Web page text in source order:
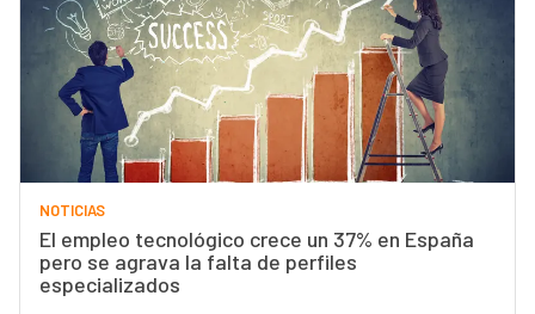
NOTICIAS
El empleo tecnológico crece un 37% en España
pero se agrava la falta de perfiles
especializados